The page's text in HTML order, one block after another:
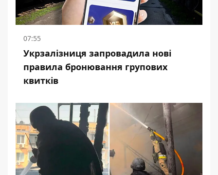
07:55
Укрзалізниця запровадила нові
правила бронювання групових
квитків